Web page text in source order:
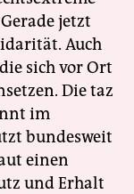
jetzt
Auch
sich vor Ort
Die taz
im
bundesweit
einen
und Erhalt